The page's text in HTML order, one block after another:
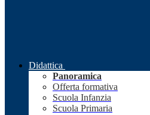
Didattica
Panoramica
Offerta formativa
Scuola Infanzia
Scuola Primaria